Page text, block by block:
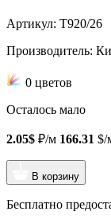
Артикул: T920/26
Производитель:
0 цветов
Осталось мало
2.05$ ₽/м 166.31 $/
В корзину
Бесплатно